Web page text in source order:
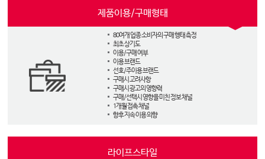
제품이용/구매형태
80여개 업종 소비자의 구매 행태 측정
최초 상기도
이용/구매 여부
이용 브랜드
선호/주이용 브랜드
구매시 고려사항
구매시 광고의 영향력
구매/선택시 영향을 미친 정보 채널
1개월 접촉 채널
향후 지속 이용 의향
라이프스타일